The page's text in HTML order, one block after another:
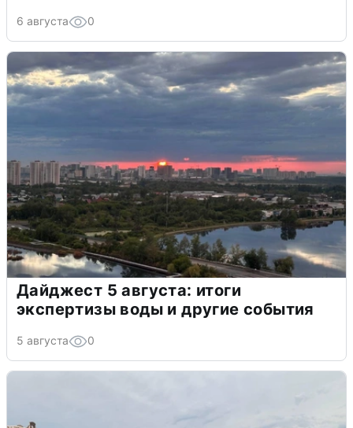
6 августа 0
Дайджест 5 августа: итоги
экспертизы воды и другие события
5 августа 0